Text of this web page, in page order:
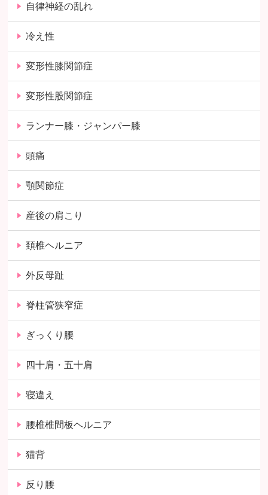
自律神経の乱れ
冷え性
変形性膝関節症
変形性股関節症
ランナー膝・ジャンパー膝
頭痛
顎関節症
産後の肩こり
頚椎ヘルニア
外反母趾
脊柱管狭窄症
ぎっくり腰
四十肩・五十肩
寝違え
腰椎椎間板ヘルニア
猫背
反り腰